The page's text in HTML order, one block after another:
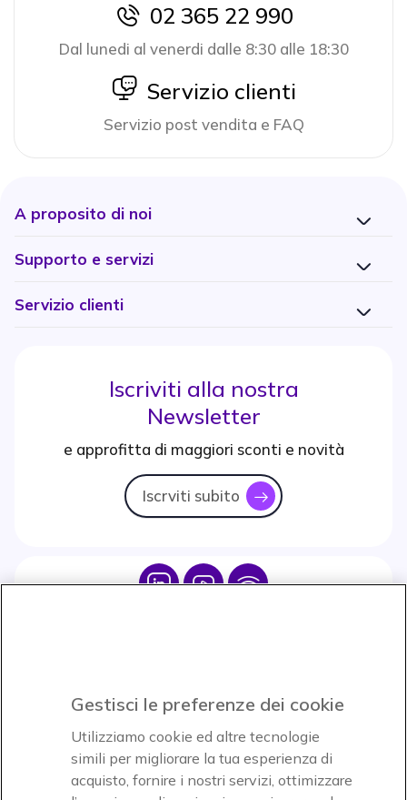
icon
02 365 22 990
Dal lunedi al venerdi dalle 8:30 alle 18:30
icon
Servizio clienti
Servizio post vendita e FAQ
A proposito di noi
Supporto e servizi
Servizio clienti
Iscriviti alla nostra
Newsletter
e approfitta di maggiori sconti e novità
Iscrviti subito icon
Icon IconIcon
Accettiamo
Gestisci le preferenze dei cookie
Utilizziamo cookie ed altre tecnologie
simili per migliorare la tua esperienza di
acquisto, fornire i nostri servizi, ottimizzare